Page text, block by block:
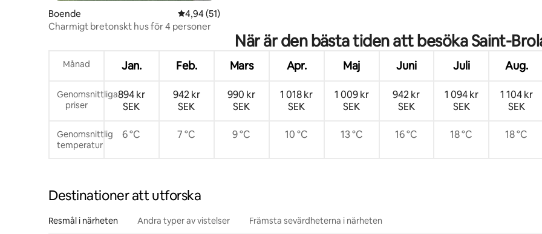
Boende 4,94 av 5 i genomsnittligt betyg, 51 omdömen
4,94 (51)
Charmigt bretonskt hus för 4 personer
När är den bästa tiden att besöka Saint-
Månad Jan. Feb. Mars Apr. Maj Juni Juli Aug.
Genomsnittliga
priser
894 kr
SEK
942 kr
SEK
990 kr
SEK
1 018 kr
SEK
1 009 kr
SEK
942 kr
SEK
1 094 kr
SEK
1 104 kr
SEK
Genomsnittlig
temperatur
6 °C 7 °C 9 °C 10 °C 13 °C 16 °C 18 °C 18 °C
Destinationer att utforska
Resmål i närheten Andra typer av vistelser Främsta sevärdheterna i närheten